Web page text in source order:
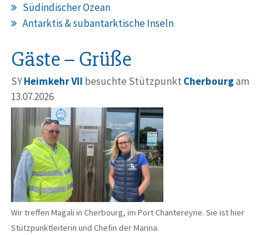
Südindischer Ozean
Antarktis & subantarktische Inseln
Gäste – Grüße
SYHeimkehr VII besuchte Stützpunkt Cherbourgam
13.07.2026
Wir treffen Magali in Cherbourg, im Port Chantereyne. Sie ist hier
Stützpunktleiterin und Chefin der Marina.